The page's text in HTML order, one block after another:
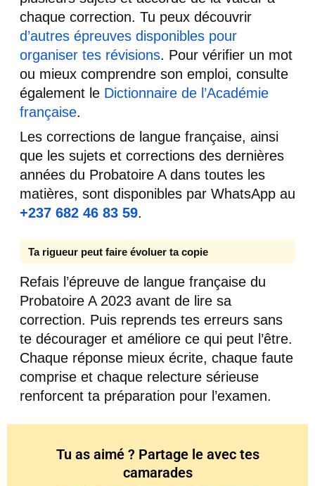
chaque correction. Tu peux découvrir
d’autres épreuves disponibles pour
organiser tes révisions. Pour vérifier un mot
ou mieux comprendre son emploi, consulte
également le Dictionnaire de l’Académie
française.
Les corrections de langue française, ainsi
que les sujets et corrections des dernières
années du Probatoire A dans toutes les
matières, sont disponibles par WhatsApp au
+237 682 46 83 59.
Ta rigueur peut faire évoluer ta copie
Refais l’épreuve de langue française du
Probatoire A 2023 avant de lire sa
correction. Puis reprends tes erreurs sans
te décourager et améliore ce qui peut l’être.
Chaque réponse mieux écrite, chaque faute
comprise et chaque relecture sérieuse
renforcent ta préparation pour l’examen.
Tu as aimé ? Partage le avec tes
camarades